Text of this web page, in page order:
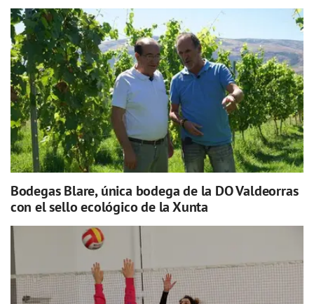
Bodegas Blare, única bodega de la DO Valdeorras
con el sello ecológico de la Xunta